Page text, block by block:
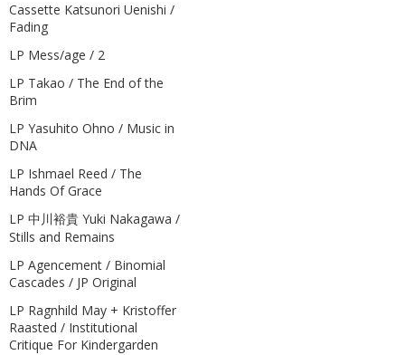
Cassette Katsunori Uenishi /
Fading
LP Mess/age / 2
LP Takao / The End of the
Brim
LP Yasuhito Ohno / Music in
DNA
LP Ishmael Reed / The
Hands Of Grace
LP 中川裕貴 Yuki Nakagawa /
Stills and Remains
LP Agencement / Binomial
Cascades / JP Original
LP Ragnhild May + Kristoffer
Raasted / Institutional
Critique For Kindergarden